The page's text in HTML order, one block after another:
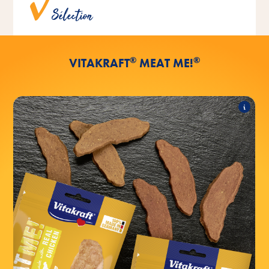
Sélection
VITAKRAFT® MEAT ME!®
MEAT ME!
®
Les produits suivants font partie de
l'assortiment :
MEAT ME!
®
au poulet
MEAT ME!
®
au bœuf